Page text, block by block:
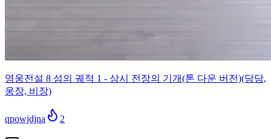
영웅전설 8 섬의 궤적 1 - 상시 전장의 기개(톤 다운 버전)(당당,
웅장, 비장)
qpowjdjna 2